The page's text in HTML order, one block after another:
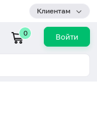
Клиентам
0 Войти